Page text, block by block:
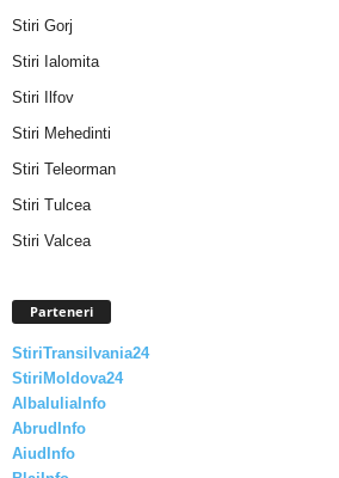
Stiri Gorj
Stiri Ialomita
Stiri Ilfov
Stiri Mehedinti
Stiri Teleorman
Stiri Tulcea
Stiri Valcea
Parteneri
StiriTransilvania24
StiriMoldova24
AlbaIuliaInfo
AbrudInfo
AiudInfo